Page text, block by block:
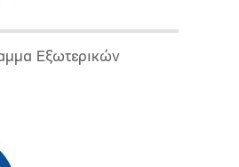
Εξωτερικών